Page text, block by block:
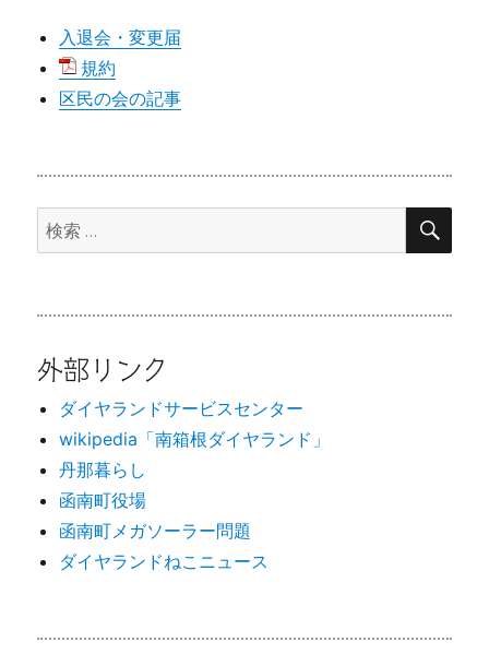
入退会・変更届
規約
区民の会の記事
検
索:
検
外部リンク
ダイヤランドサービスセンター
wikipedia「南箱根ダイヤランド」
丹那暮らし
函南町役場
函南町メガソーラー問題
ダイヤランドねこニュース